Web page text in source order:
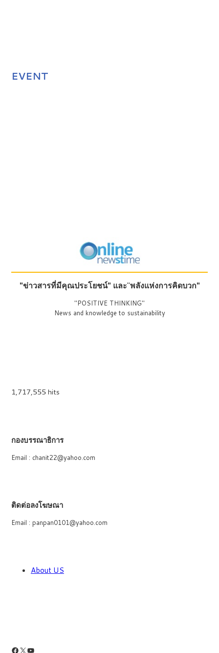
EVENT
"ข่าวสารที่มีคุณประโยชน์" และ"พลังแห่งการคิดบวก"
"POSITIVE THINKING"
News and knowledge to sustainability
1,717,555 hits
กองบรรณาธิการ
Email : chanit22@yahoo.com
ติดต่อลงโฆษณา
Email : panpan0101@yahoo.com
About US
Facebook
X YouTube